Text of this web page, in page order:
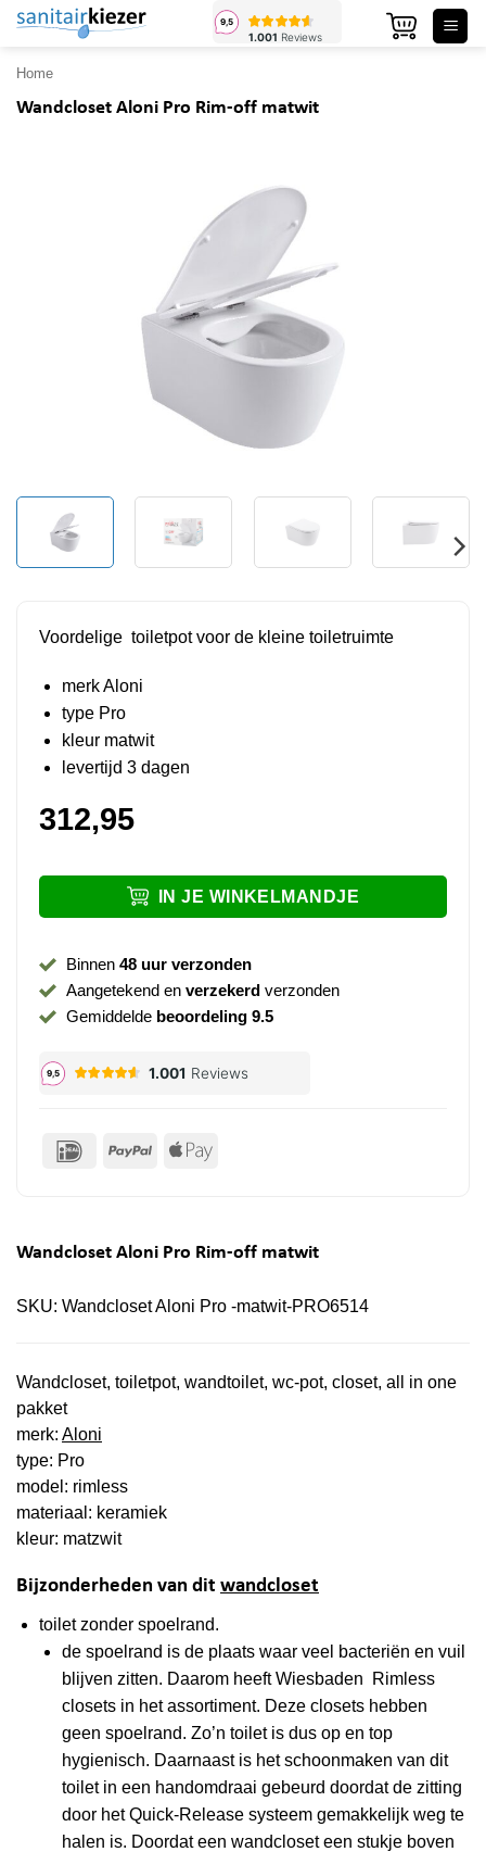
Ga
inhoud
Home
Wandcloset Aloni Pro Rim-off matwit
Voordelige toiletpot voor de kleine toiletruimte
merk Aloni
type Pro
kleur matwit
levertijd 3 dagen
312,95
IN JE WINKELMANDJE
Binnen 48 uur verzonden
Aangetekend en verzekerdverzonden
Gemiddelde beoordeling 9.5
IDeal PayPal Apple
Wandcloset Aloni Pro Rim-off matwit
SKU: Wandcloset Aloni Pro -matwit-PRO6514
Wandcloset, toiletpot, wandtoilet, wc-pot, closet, all in one
pakket
merk: Aloni
type: Pro
model: rimless
materiaal: keramiek
kleur: matzwit
Bijzonderheden van dit wandcloset
toilet zonder spoelrand.
de spoelrand is de plaats waar veel bacteriën en vuil
blijven zitten. Daarom heeft Wiesbaden Rimless
closets in het assortiment. Deze closets hebben
geen spoelrand. Zo’n toilet is dus op en top
hygienisch. Daarnaast is het schoonmaken van dit
toilet in een handomdraai gebeurd doordat de zitting
door het Quick-Release systeem gemakkelijk weg te
halen is. Doordat een wandcloset een stukje boven